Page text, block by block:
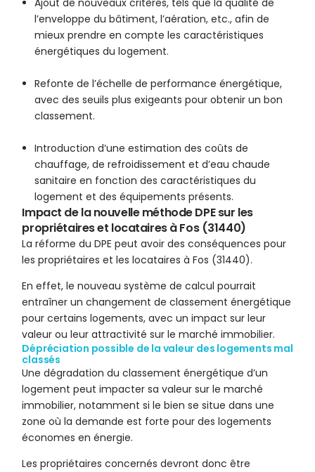
Ajout de nouveaux critères, tels que la qualité de
l’enveloppe du bâtiment, l’aération, etc., afin de
mieux prendre en compte les caractéristiques
énergétiques du logement.
Refonte de l’échelle de performance énergétique,
avec des seuils plus exigeants pour obtenir un bon
classement.
Introduction d’une estimation des coûts de
chauffage, de refroidissement et d’eau chaude
sanitaire en fonction des caractéristiques du
logement et des équipements présents.
Impact de la nouvelle méthode DPE sur les
propriétaires et locataires à Fos (31440)
La réforme du DPE peut avoir des conséquences pour
les propriétaires et les locataires à Fos (31440).
En effet, le nouveau système de calcul pourrait
entraîner un changement de classement énergétique
pour certains logements, avec un impact sur leur
valeur ou leur attractivité sur le marché immobilier.
Dépréciation possible de la valeur des logements mal
classés
Une dégradation du classement énergétique d’un
logement peut impacter sa valeur sur le marché
immobilier, notamment si le bien se situe dans une
zone où la demande est forte pour des logements
économes en énergie.
Les propriétaires concernés devront donc être